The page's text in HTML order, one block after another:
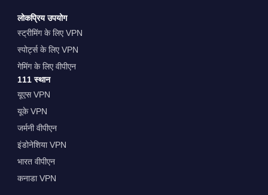
लोकप्रिय उपयोग
स्ट्रीमिंग के लिए VPN
स्पोर्ट्स के लिए VPN
गेमिंग के लिए वीपीएन
111 स्थान
यूएस VPN
यूके VPN
जर्मनी वीपीएन
इंडोनेशिया VPN
भारत वीपीएन
कनाडा VPN